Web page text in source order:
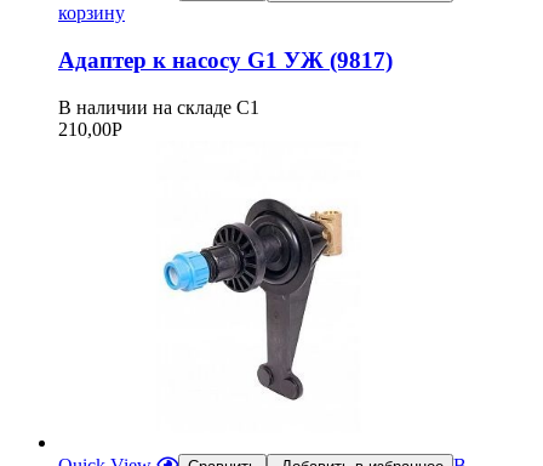
корзину
Адаптер к насосу G1 УЖ (9817)
В наличии на складе С1
210,00Р